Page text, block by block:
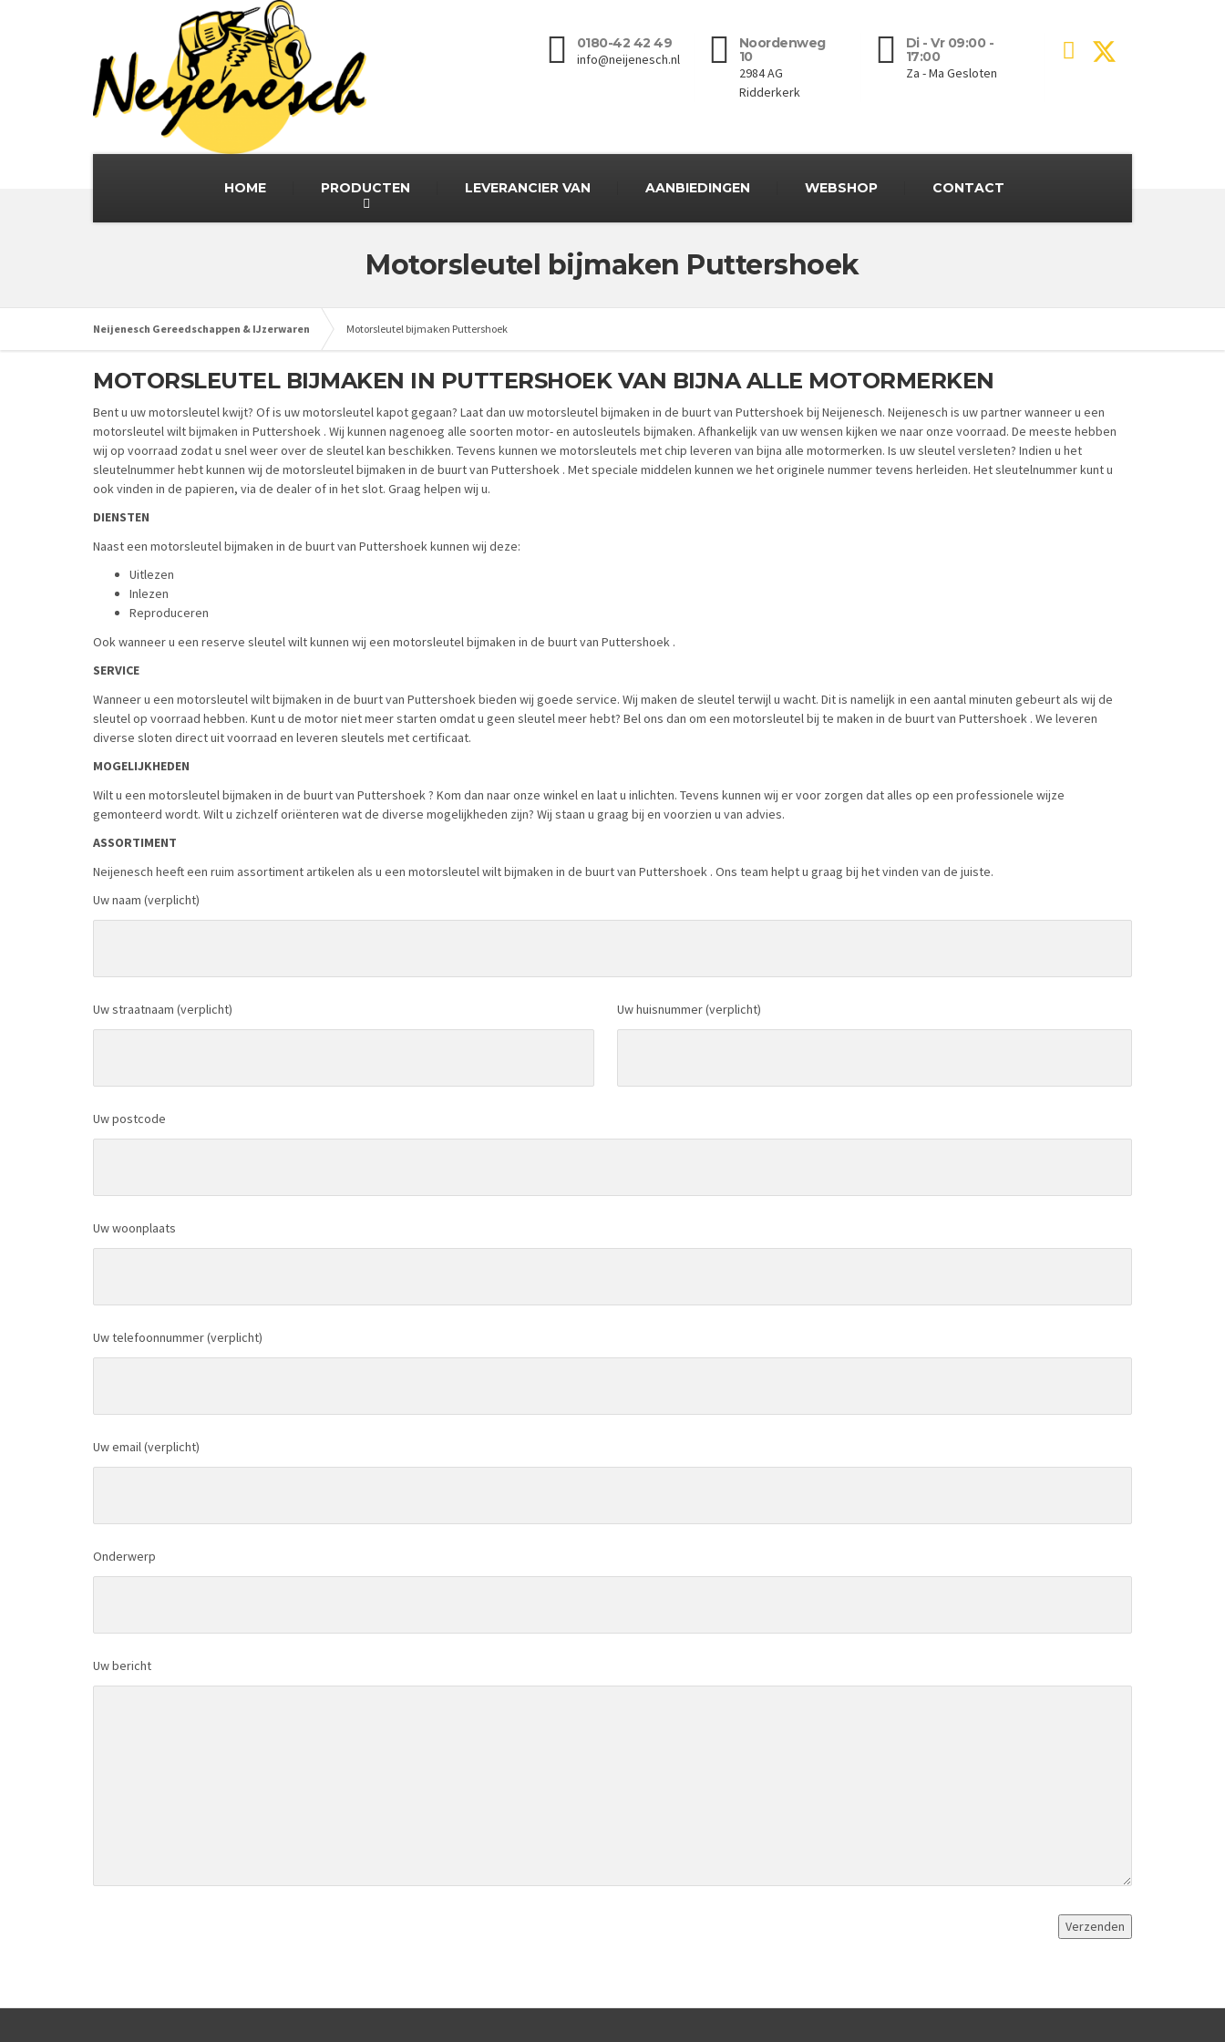
0180-42 42 49
info@neijenesch.nl
Noordenweg
10
2984 AG
Ridderkerk
Di - Vr 09:00 -
17:00
Za - Ma Gesloten
HOME PRODUCTEN LEVERANCIER VAN AANBIEDINGEN WEBSHOP CONTACT
Motorsleutel bijmaken Puttershoek
Neijenesch Gereedschappen & IJzerwaren Motorsleutel bijmaken Puttershoek
MOTORSLEUTEL BIJMAKEN IN PUTTERSHOEK VAN BIJNA ALLE MOTORMERKEN
Bent u uw motorsleutel kwijt? Of is uw motorsleutel kapot gegaan? Laat dan uw motorsleutel bijmaken in de buurt van Puttershoek bij Neijenesch. Neijenesch is uw partner wanneer u een
motorsleutel wilt bijmaken in Puttershoek . Wij kunnen nagenoeg alle soorten motor- en autosleutels bijmaken. Afhankelijk van uw wensen kijken we naar onze voorraad. De meeste hebben
wij op voorraad zodat u snel weer over de sleutel kan beschikken. Tevens kunnen we motorsleutels met chip leveren van bijna alle motormerken. Is uw sleutel versleten? Indien u het
sleutelnummer hebt kunnen wij de motorsleutel bijmaken in de buurt van Puttershoek . Met speciale middelen kunnen we het originele nummer tevens herleiden. Het sleutelnummer kunt u
ook vinden in de papieren, via de dealer of in het slot. Graag helpen wij u.
DIENSTEN
Naast een motorsleutel bijmaken in de buurt van Puttershoek kunnen wij deze:
Uitlezen
Inlezen
Reproduceren
Ook wanneer u een reserve sleutel wilt kunnen wij een motorsleutel bijmaken in de buurt van Puttershoek .
SERVICE
Wanneer u een motorsleutel wilt bijmaken in de buurt van Puttershoek bieden wij goede service. Wij maken de sleutel terwijl u wacht. Dit is namelijk in een aantal minuten gebeurt als wij de
sleutel op voorraad hebben. Kunt u de motor niet meer starten omdat u geen sleutel meer hebt? Bel ons dan om een motorsleutel bij te maken in de buurt van Puttershoek . We leveren
diverse sloten direct uit voorraad en leveren sleutels met certificaat.
MOGELIJKHEDEN
Wilt u een motorsleutel bijmaken in de buurt van Puttershoek ? Kom dan naar onze winkel en laat u inlichten. Tevens kunnen wij er voor zorgen dat alles op een professionele wijze
gemonteerd wordt. Wilt u zichzelf oriënteren wat de diverse mogelijkheden zijn? Wij staan u graag bij en voorzien u van advies.
ASSORTIMENT
Neijenesch heeft een ruim assortiment artikelen als u een motorsleutel wilt bijmaken in de buurt van Puttershoek . Ons team helpt u graag bij het vinden van de juiste.
Uw naam (verplicht)
Uw straatnaam (verplicht) Uw huisnummer (verplicht)
Uw postcode
Uw woonplaats
Uw telefoonnummer (verplicht)
Uw email (verplicht)
Onderwerp
Uw bericht